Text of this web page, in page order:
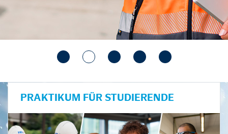
PRAKTIKUM FÜR STUDIERENDE